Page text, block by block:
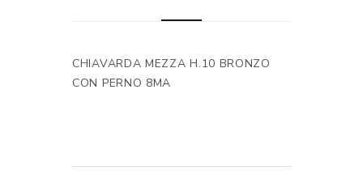
CHIAVARDA MEZZA H.10 BRONZO
CON PERNO 8MA